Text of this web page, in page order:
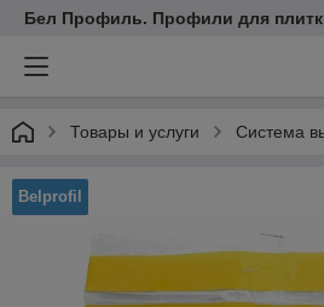
Бел Профиль. Профили для
Товары и услуги Система
Belprofil